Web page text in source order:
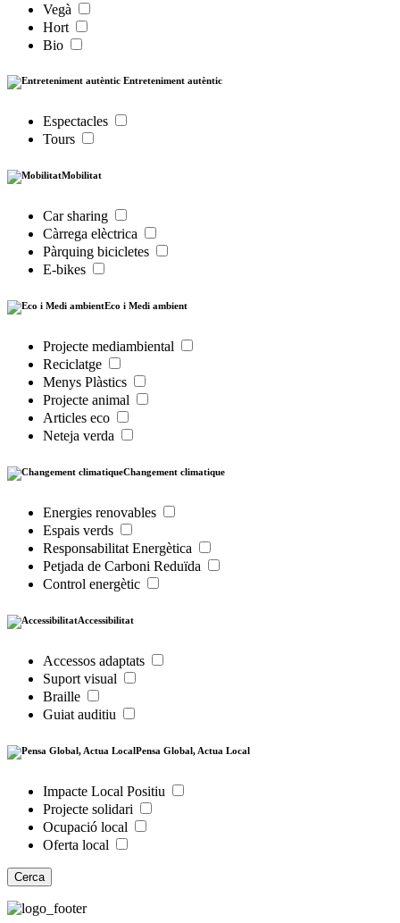
Vegà
Hort
Bio
Entreteniment autèntic
Espectacles
Tours
Mobilitat
Car sharing
Càrrega elèctrica
Pàrquing bicicletes
E-bikes
Eco i Medi ambient
Projecte mediambiental
Reciclatge
Menys Plàstics
Projecte animal
Articles eco
Neteja verda
Changement climatique
Energies renovables
Espais verds
Responsabilitat Energètica
Petjada de Carboni Reduïda
Control energètic
Accessibilitat
Accessos adaptats
Suport visual
Braille
Guiat auditiu
Pensa Global, Actua Local
Impacte Local Positiu
Projecte solidari
Ocupació local
Oferta local
Cerca